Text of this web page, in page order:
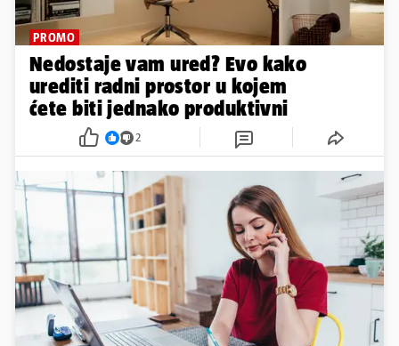
PROMO
Nedostaje vam ured? Evo kako
urediti radni prostor u kojem
ćete biti jednako produktivni
2